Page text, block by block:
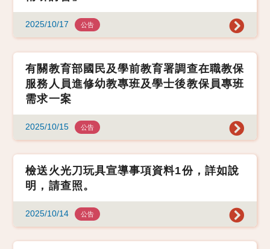
2025/10/17 公告
有關教育部國民及學前教育署調查在職教保
服務人員進修幼教專班及學士後教保員專班
需求一案
2025/10/15 公告
檢送火光刀玩具宣導事項資料1份，詳如說
明，請查照。
2025/10/14 公告